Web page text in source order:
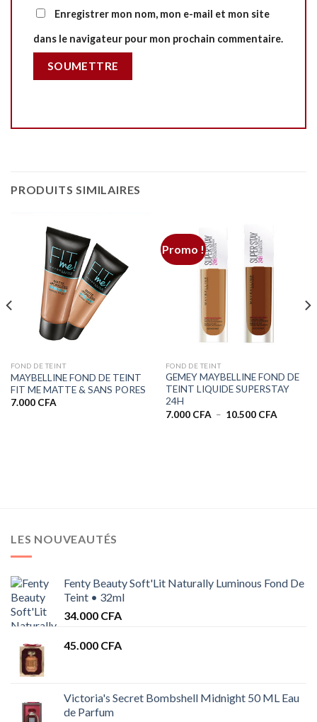
Enregistrer mon nom, mon e-mail et mon site
dans le navigateur pour mon prochain commentaire.
PRODUITS SIMILAIRES
FOND DE TEINT
MAYBELLINE FOND DE TEINT
FIT ME MATTE & SANS PORES
7.000 CFA
Promo !
FOND DE TEINT
GEMEY MAYBELLINE FOND DE
TEINT LIQUIDE SUPERSTAY
24H
7.000 CFA – 10.500 CFAPlage
LES NOUVEAUTÉS
Fenty Beauty Soft'Lit Naturally Luminous Fond De
Teint • 32ml
34.000 CFA
45.000 CFA
Victoria's Secret Bombshell Midnight 50 ML Eau
de Parfum